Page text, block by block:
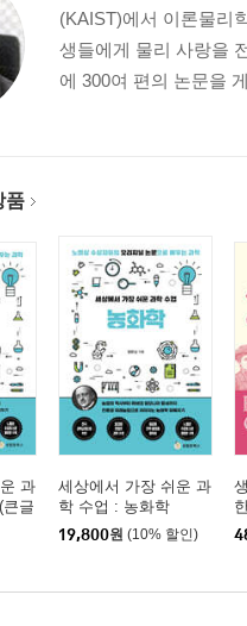
학의 계승 59
지식 60
61
발견, 폐순환 69
로 74
학의 시작 81
작하다 82
치 83
, 파라켈수스의 도전 86
(KAIST)에서 이론물리
생들에게 물리 사랑을
에 300여 편의 논문을
품
과
글
세상에서 가장 쉬운 과
학 수업 : 농화학
19,800원 (10% 할인)